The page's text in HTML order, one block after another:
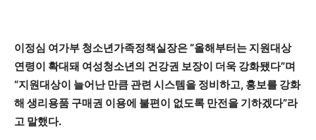
이정심 여가부 청소년가족정책실장은 “올해부터는 지원대상
연령이 확대돼 여성청소년의 건강권 보장이 더욱 강화됐다”며
“지원대상이 늘어난 만큼 관련 시스템을 정비하고, 홍보를 강화
해 생리용품 구매권 이용에 불편이 없도록 만전을 기하겠다”라
고 말했다.